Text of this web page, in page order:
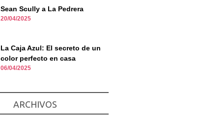
Sean Scully a La Pedrera
20/04/2025
La Caja Azul: El secreto de un
color perfecto en casa
06/04/2025
ARCHIVOS